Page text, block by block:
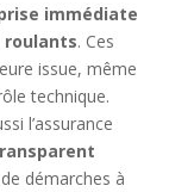
immédiate
roulants. Ces
issue, même
technique.
l’assurance
démarches à